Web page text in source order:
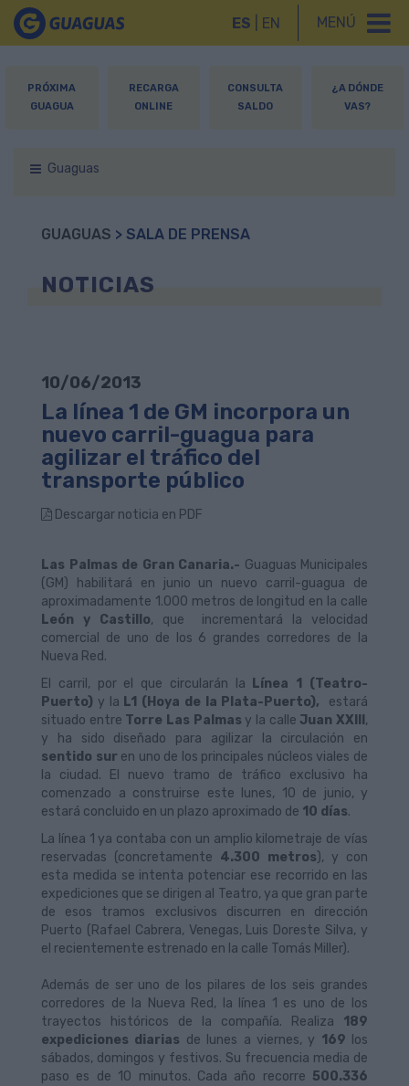
MENÚ
ES EN
PRÓXIMA
GUAGUA
RECARGA
ONLINE
CONSULTA
SALDO
¿A DÓNDE
VAS?
Guaguas
GUAGUAS > SALA DE PRENSA
NOTICIAS
10/06/2013
La línea 1 de GM incorpora un
nuevo carril-guagua para
agilizar el tráfico del
transporte público
Descargar noticia en PDF
Las Palmas de Gran Canaria.- Guaguas Municipales
(GM) habilitará en junio un nuevo carril-guagua de
aproximadamente 1.000 metros de longitud en la calle
León y Castillo, que incrementará la velocidad
comercial de uno de los 6 grandes corredores de la
Nueva Red.
El carril, por el que circularán la
Línea 1 (Teatro-
Puerto) y la L1 (Hoya de la Plata-Puerto), estará
situado entre Torre Las Palmas y la calle Juan XXIII ,
y ha sido diseñado para agilizar la circulación en
sentido sur en uno de los principales núcleos viales de
la ciudad. El nuevo tramo de tráfico exclusivo ha
comenzado a construirse este lunes, 10 de junio, y
estará concluido en un plazo aproximado de 10 días.
La línea 1 ya contaba con un amplio kilometraje de vías
reservadas (concretamente 4.300 metros), y con
esta medida se intenta potenciar ese recorrido en las
expediciones que se dirigen al Teatro, ya que gran parte
de esos tramos exclusivos discurren en dirección
Puerto (Rafael Cabrera, Venegas, Luis Doreste Silva, y
el recientemente estrenado en la calle Tomás Miller).
Además de ser uno de los pilares de los seis grandes
corredores de la Nueva Red, la línea 1 es uno de los
trayectos históricos de la compañía. Realiza 189
expediciones diarias de lunes a viernes, y 169 los
sábados, domingos y festivos. Su frecuencia media de
paso es de 10 minutos. Cada año recorre 500.336